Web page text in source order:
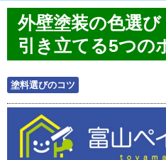
外壁塗装の色選
引き立てる5つの
塗料選びのコツ